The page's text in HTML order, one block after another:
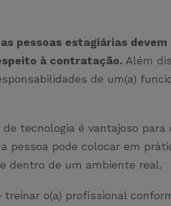
pessoas estagiárias devem
à contratação. Além
de um(a)
tecnologia é vantajoso para
pessoa pode colocar em
dentro de um ambiente real.
treinar o(a) profissional